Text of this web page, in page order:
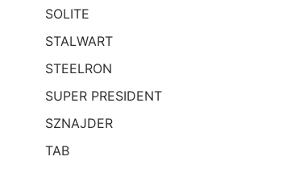
SOLITE
STALWART
STEELRON
SUPER PRESIDENT
SZNAJDER
TAB